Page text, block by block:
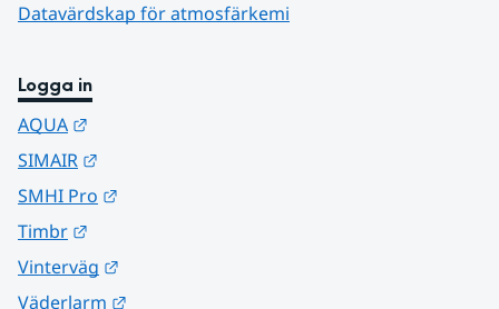
Datavärdskap för atmosfärkemi
Logga in
AQUA
SIMAIR
SMHI Pro
Timbr
Vinterväg
Väderlarm